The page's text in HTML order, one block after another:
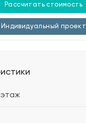
Рассчитать стоимость
Индивидуальный проект
этаж